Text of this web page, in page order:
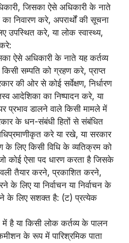
जिसका ऐसे अधिकारी के नाते
निवारण करे, अपरार्थों की सूचना
उपस्थित करे, या लोक स्वास्थ्य,
ऐसे अधिकारी के नाते यह कर्तव्य
सम्पति को ग्रहण करे, प्राप्त
की ओर से कोई सर्वेक्षण, निर्धारण
आदेशिका का निष्पादन करे, या
प्रभाव डालने वाले किसी मामले में
के धन-संबंधी हितों से संबंधित
करे या रखे, या सरकार
लिए किसी विधि के व्यतिक्रम को
कोई ऐसा पद धारण करता है जिसके
तैयार करने, प्रकाशित करने,
के लिए या निर्वाचन या निर्वाचन के
के लिए सशक्त है: (ट) प्रत्येक
है या किसी लोक कर्तव्य के पालन
के रूप में पारिश्रमिक पाता